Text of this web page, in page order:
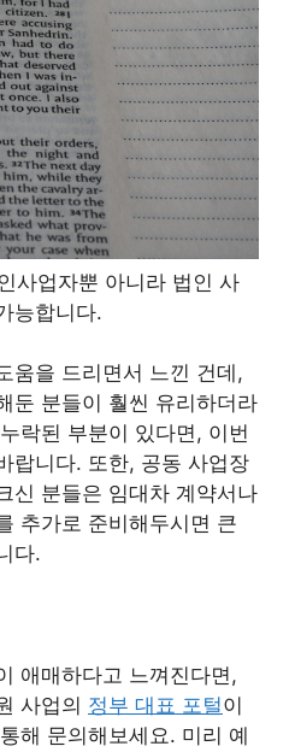
사업자뿐 아니라 법인 사
능합니다.
움을 드리면서 느낀 건데,
둔 분들이 훨씬 유리하더라
락된 부분이 있다면, 이번
랍니다. 또한, 공동 사업장
신 분들은 임대차 계약서나
추가로 준비해두시면 큰
다.
애매하다고 느껴진다면,
사업의 정부 대표 포털이
해 문의해보세요. 미리 예